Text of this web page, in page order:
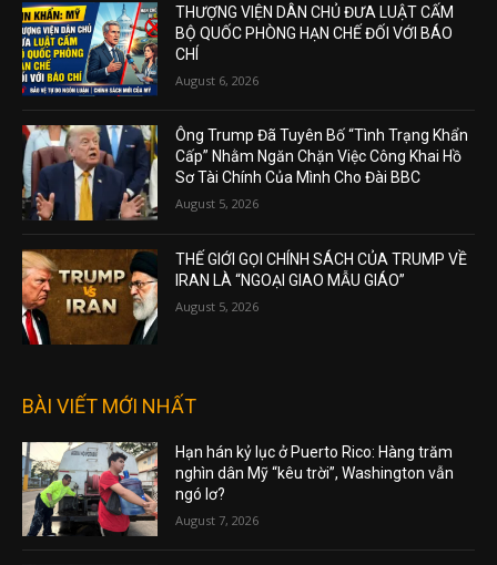
THƯỢNG VIỆN DÂN CHỦ ĐƯA LUẬT CẤM
BỘ QUỐC PHÒNG HẠN CHẾ ĐỐI VỚI BÁO
CHÍ
August 6, 2026
Ông Trump Đã Tuyên Bố “Tình Trạng Khẩn
Cấp” Nhằm Ngăn Chặn Việc Công Khai Hồ
Sơ Tài Chính Của Mình Cho Đài BBC
August 5, 2026
THẾ GIỚI GỌI CHÍNH SÁCH CỦA TRUMP VỀ
IRAN LÀ “NGOẠI GIAO MẪU GIÁO”
August 5, 2026
BÀI VIẾT MỚI NHẤT
Hạn hán kỷ lục ở Puerto Rico: Hàng trăm
nghìn dân Mỹ “kêu trời”, Washington vẫn
ngó lơ?
August 7, 2026